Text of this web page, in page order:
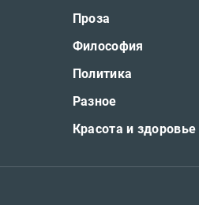
Проза
Философия
Политика
Разное
Красота и здоровье